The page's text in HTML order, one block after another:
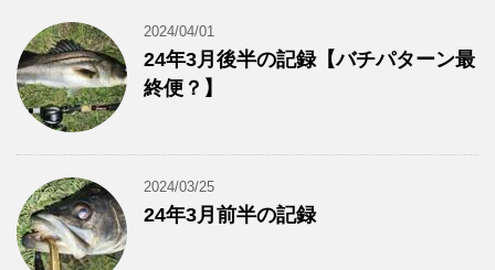
2024/04/01
24年3月後半の記録【バチパターン最
終便？】
2024/03/25
24年3月前半の記録